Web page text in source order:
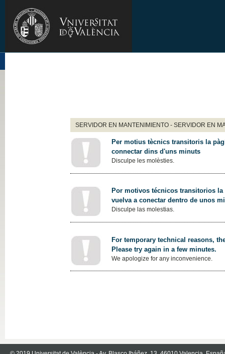
SERVIDOR EN MANTENIMIENTO - SERVIDOR EN
Per motius tècnics transitoris la
connectar dins d'uns minuts
Disculpe les molèsties.
Por motivos técnicos transitorios
vuelva a conectar dentro de unos
Disculpe las molestias.
For temporary technical reasons,
Please try again in a few minutes.
We apologize for any inconvenience.